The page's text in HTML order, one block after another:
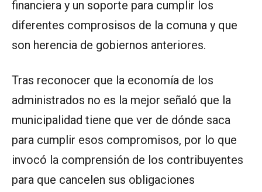
financiera y un soporte para cumplir los
diferentes comprosisos de la comuna y que
son herencia de gobiernos anteriores.
Tras reconocer que la economía de los
administrados no es la mejor señaló que la
municipalidad tiene que ver de dónde saca
para cumplir esos compromisos, por lo que
invocó la comprensión de los contribuyentes
para que cancelen sus obligaciones